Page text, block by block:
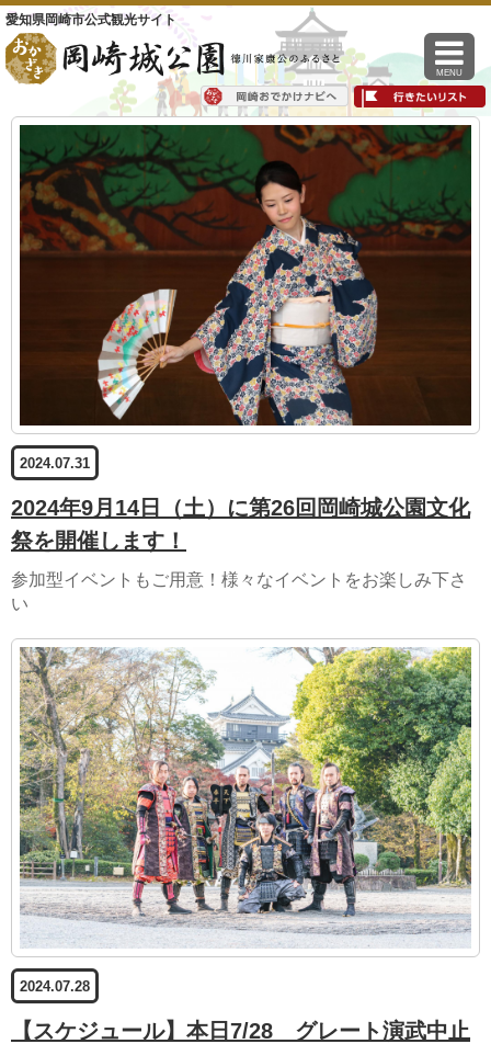
愛知県岡崎市公式観光サイト
MENU
2024.07.31
2024年9月14日（土）に第26回岡崎城公園文化
祭を開催します！
参加型イベントもご用意！様々なイベントをお楽しみ下さ
い
2024.07.28
【スケジュール】本日7/28 グレート演武中止